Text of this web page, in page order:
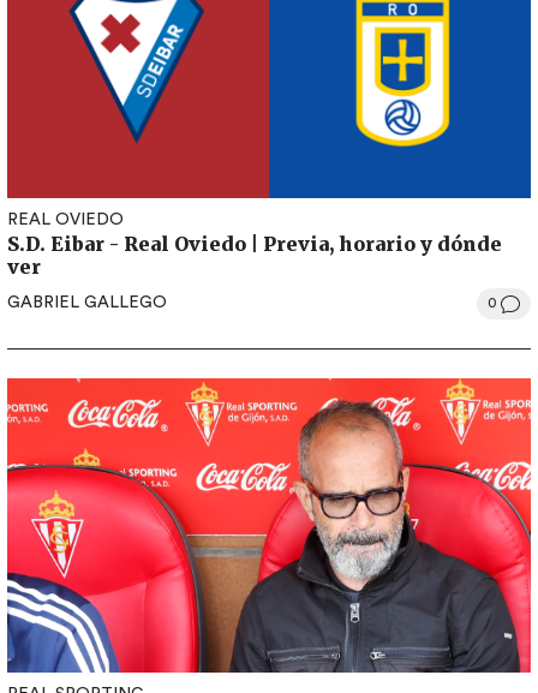
REAL OVIEDO
S.D. Eibar - Real Oviedo | Previa, horario y dónde
ver
GABRIEL GALLEGO 0